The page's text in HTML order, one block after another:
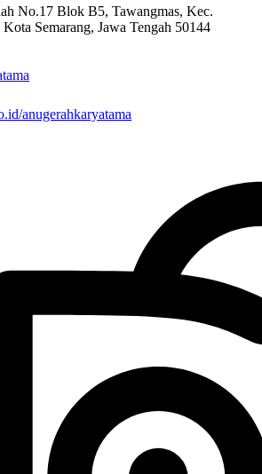
No.17 Blok B5, Tawangmas, Kec.
Kota Semarang, Jawa Tengah 50144
anugerahkaryatama